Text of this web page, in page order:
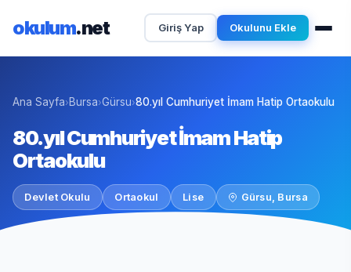
okulum.net Giriş Yap Okulunu Ekle
Ana Sayfa› Bursa›Gürsu›80.yıl Cumhuriyet İmam Hatip Ortaokulu
80.yıl Cumhuriyet İmam Hatip
Ortaokulu
Devlet Okulu Ortaokul Lise Gürsu, Bursa